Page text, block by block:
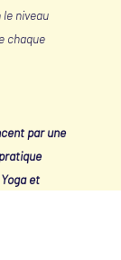
niveau
chaque
par une
et